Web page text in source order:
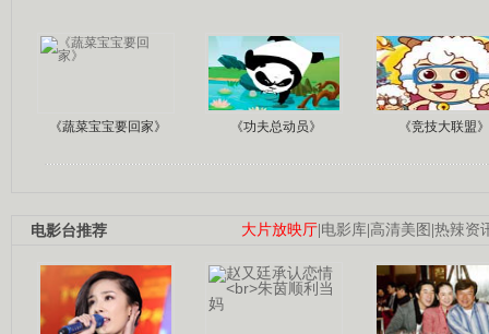
《蔬菜宝宝要回家》 《功夫总动员》 《竞技大联盟》
大片放映厅|电影库|高清美图 |热辣资
电影台推荐